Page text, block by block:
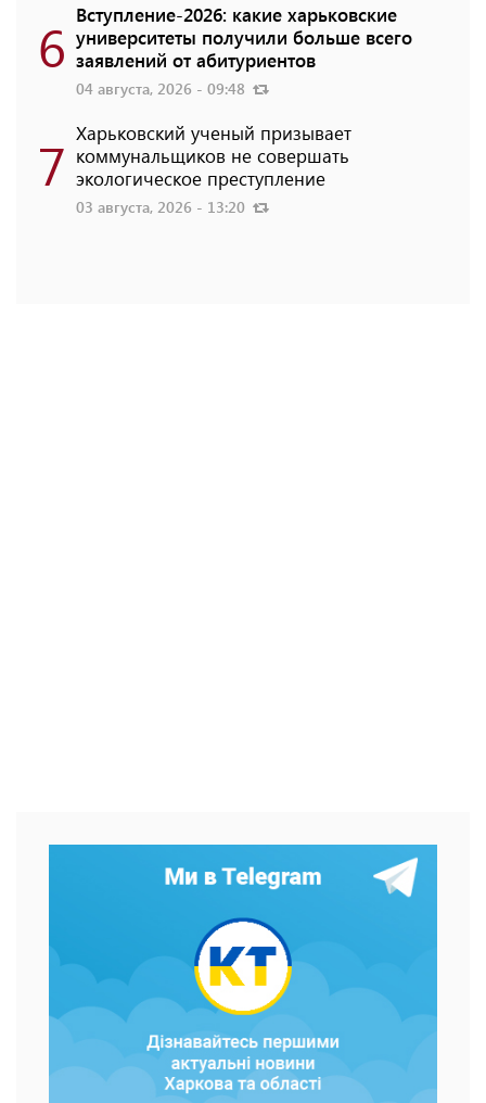
6 Вступление-2026: какие харьковские
университеты получили больше всего
заявлений от абитуриентов
04 августа, 2026 - 09:48
7 Харьковский ученый призывает
коммунальщиков не совершать
экологическое преступление
03 августа, 2026 - 13:20